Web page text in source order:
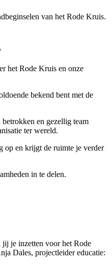
van het Rode Kruis.
het Rode Kruis en onze
bekend bent met de
en gezellig team
ter wereld.
en krijgt de ruimte je verder
in te delen.
je inzetten voor het Rode
Dales, projectleider educatie: